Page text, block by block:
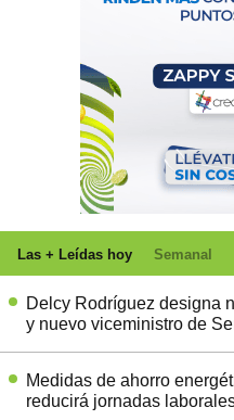
Las + Leídas hoy Semanal
Delcy Rodríguez designa
y nuevo viceministro de
Medidas de ahorro
reducirá jornadas